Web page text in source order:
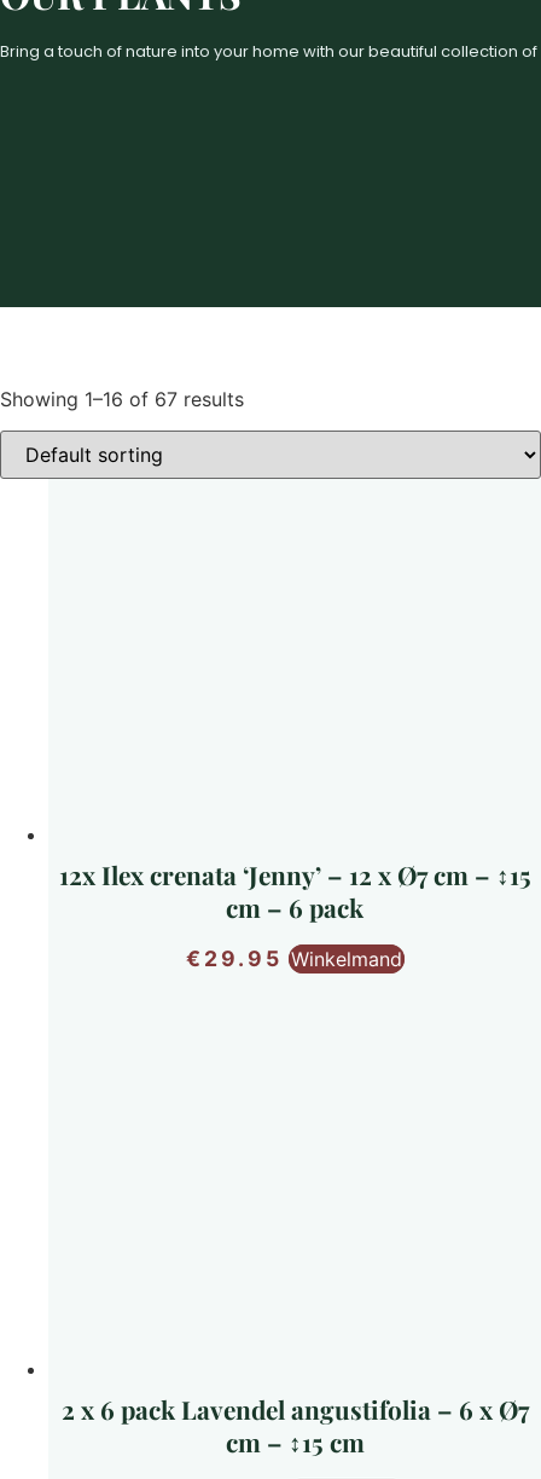
Bring a touch of nature into your home with our beautiful collection
Showing 1–16 of 67 results
12x Ilex crenata ‘Jenny’ – 12 x Ø7 cm – ↕15
cm – 6 pack
€ 29.95 Winkelmand
2 x 6 pack Lavendel angustifolia – 6 x Ø7
cm – ↕15 cm